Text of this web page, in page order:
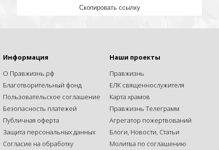
Скопировать ссылку
Информация
О Правжизнь.рф
Благотворительный фонд
Пользовательское соглашение
Безопасность платежей
Публичная оферта
Защита персональных данных
Согласие на обработку
Наши проекты
Правжизнь
ЕЛК священнослужителя
Карта храмов
Правжизнь Телеграмм
Агрегатор пожертвований
Блоги, Новости, Статьи
Молитва по соглашению